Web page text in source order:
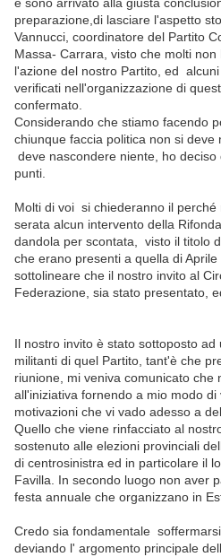
preparazione,di lasciare l'aspetto
Vannucci, coordinatore del Partito
Massa- Carrara, visto che molti
l'azione del nostro Partito, ed
verificati nell'organizzazione di
confermato.
Considerando che stiamo facendo
chiunque faccia politica non si
deve nascondere niente, ho
punti.
Molti di voi si chiederanno il perché
serata alcun intervento della
dandola per scontata, visto il titolo
che erano presenti a quella di
sottolineare che il nostro invito al
Federazione, sia stato presentato,
Il nostro invito è stato sottoposto
militanti di quel Partito, tant'è che
riunione, mi veniva comunicato che
all'iniziativa fornendo a mio modo
motivazioni che vi vado adesso a
Quello che viene rinfacciato al
sostenuto alle elezioni provinciali
di centrosinistra ed in particolare il
Favilla. In secondo luogo non aver
festa annuale che organizzano in
Credo sia fondamentale
deviando l' argomento principale